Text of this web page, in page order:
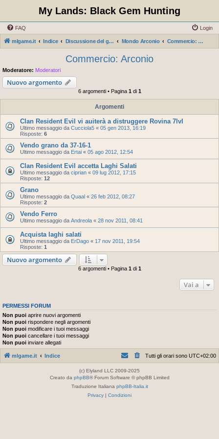
My Lands: Black Gem Hunting
FAQ Login
mlgame.it Indice Discussione del gioco secondo i server Mondo Arconio Commercio: Arconio
Commercio: Arconio
Moderatore: Moderatori
Nuovo argomento
6 argomenti • Pagina 1di 1
Argomenti
Clan Resident Evil vi auiterà a distruggere Rovina 7lvl
Ultimo messaggio da Cucciola5 « 05 gen 2013, 16:19
Risposte: 6
Vendo grano da 37-16-1
Ultimo messaggio da Ertai « 05 ago 2012, 12:54
Clan Resident Evil accetta Laghi Salati
Ultimo messaggio da ciprian « 09 lug 2012, 17:15
Risposte: 12
Grano
Ultimo messaggio da Quaal « 26 feb 2012, 08:27
Risposte: 2
Vendo Ferro
Ultimo messaggio da Andreola « 28 nov 2011, 08:41
Acquista laghi salati
Ultimo messaggio da ErDago « 17 nov 2011, 19:54
Risposte: 1
Nuovo argomento
6 argomenti • Pagina 1di 1
Vai a
PERMESSI FORUM
Non puoi aprire nuovi argomenti
Non puoi rispondere negli argomenti
Non puoi modificare i tuoi messaggi
Non puoi cancellare i tuoi messaggi
Non puoi inviare allegati
mlgame.it Indice Tutti gli orari sono UTC+02:00
(c) Elyland LLC 2009-2025
Creato da phpBB® Forum Software © phpBB Limited
Traduzione Italiana phpBB-Italia.it
Privacy | Condizioni